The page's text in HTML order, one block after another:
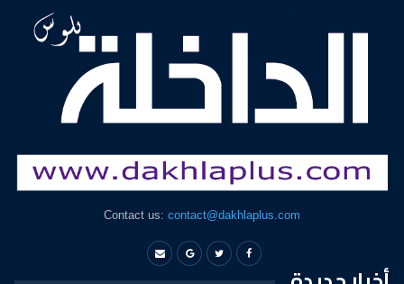
Contact us: contact@dakhlaplus.com